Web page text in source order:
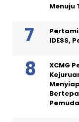
Menuju
IDESS,
XCMG